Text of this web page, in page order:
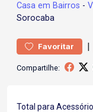
Casa em Bairros -
Sorocaba
Favoritar |
Compartilhe:
Total para